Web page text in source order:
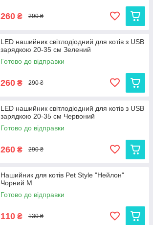
260 ₴ 290 ₴
LED нашийник світлодіодний для котів з USB
зарядкою 20-35 см Зелений
Готово до відправки
260 ₴ 290 ₴
LED нашийник світлодіодний для котів з USB
зарядкою 20-35 см Червоний
Готово до відправки
260 ₴ 290 ₴
Нашийник для котів Pet Style "Нейлон"
Чорний M
Готово до відправки
110 ₴ 130 ₴